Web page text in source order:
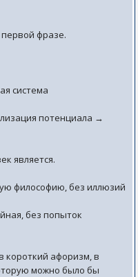
фразе.
система
потенциала →
является.
философию, без иллюзий
без попыток
короткий афоризм, в
можно было бы